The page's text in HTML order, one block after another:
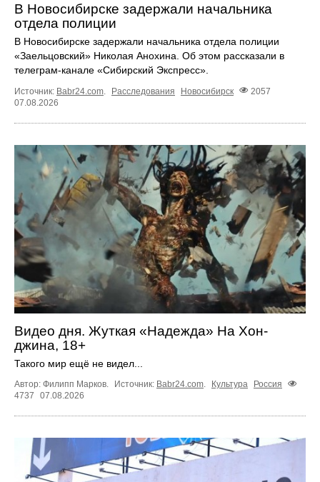
В Новосибирске задержали начальника
отдела полиции
В Новосибирске задержали начальника отдела полиции
«Заельцовский» Николая Анохина. Об этом рассказали в
телеграм-канале «Сибирский Экспресс».
Источник: Babr24.com Расследования Новосибирск
2057
07.08.2026
Видео дня. Жуткая «Надежда» На Хон-
джина, 18+
Такого мир ещё не видел...
Автор: Филипп Марков. Источник: Babr24.com. Культура
Россия
4737
07.08.2026